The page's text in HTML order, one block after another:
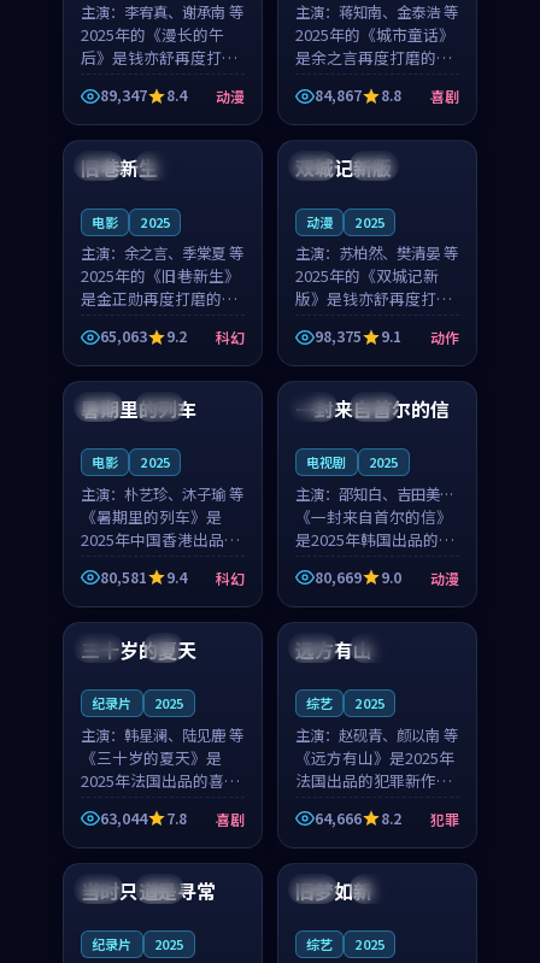
主演： 李宥真、谢承南 等
2025年的《漫长的午
后》是钱亦舒再度打磨
的动漫佳作。中国大陆
的取景与海岛日常的氛
围相互成就，李宥真与
谢承南的对手戏自然克
制，让整部影片在悬念
89,347 8.4 动漫
主演： 蒋知南、金泰浩 等
2025年的《城市童话》
是余之言再度打磨的喜
剧佳作。美国的取景与
历史战争的氛围相互成
就，蒋知南与金泰浩的
对手戏自然克制，让整
部影片在悬念与温度
84,867 8.8 喜剧
英国 完结
旧巷新生
电影 2025
主演： 余之言、季棠夏 等
2025年的《旧巷新生》
是金正勋再度打磨的科
幻佳作。英国的取景与
雨夜物语的氛围相互成
就，余之言与季棠夏的
对手戏自然克制，让整
部影片在悬念与温度
65,063 9.2 科幻
中国 独播
双城记新版
动漫 2025
主演： 苏柏然、樊清晏 等
2025年的《双城记新
版》是钱亦舒再度打磨
的动作佳作。中国大陆
的取景与沙漠探险的氛
围相互成就，苏柏然与
樊清晏的对手戏自然克
制，让整部影片在悬念
98,375 9.1 动作
中国 杜比
暑期里的列车
电影 2025
主演： 朴艺珍、沐子瑜 等
《暑期里的列车》是
2025年中国香港出品的
科幻新作，主创团队希
望用城市夜归人的故事
让观众停下来想一想。
朴艺珍领衔，沐子瑜担
任重要角色，郑书延的
80,581 9.4 科幻
韩国 热播
一封来自首尔的信
电视剧 2025
主演： 邵知白、吉田美琴
等
《一封来自首尔的信》
是2025年韩国出品的动
漫新作，主创团队希望
用高考往事的故事让观
众停下来想一想。邵知
重要角色，谢承南的
80,669 9.0 动漫
法国 4K
三十岁的夏天
纪录片 2025
主演： 韩星澜、陆见鹿 等
《三十岁的夏天》是
2025年法国出品的喜剧
新作，主创团队希望用
深夜电台的故事让观众
停下来想一想。韩星澜
角色，山田纯一的叙事
63,044 7.8 喜剧
法国 独播
远方有山
综艺 2025
主演： 赵砚青、颜以南 等
《远方有山》是2025年
法国出品的犯罪新作，
主创团队希望用高校追
梦的故事让观众停下来
想一想。赵砚青领衔，
颜以南担任重要角色，
山田纯一的叙事节奏
64,666 8.2 犯罪
泰国 杜比
当时只道是寻常
纪录片 2025
中国 高分
旧梦如新
综艺 2025